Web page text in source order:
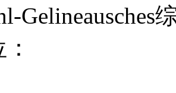
Gelineausches